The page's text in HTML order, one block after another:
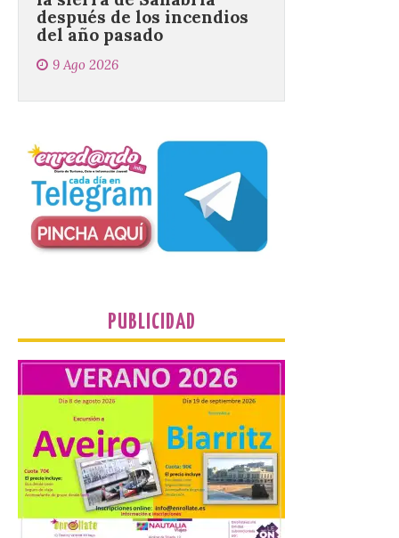
9 Ago 2026
hacer una cima acudan a
de este modo también se colabora con el
comercio local sanabrés después de los
graves incendios de 2025. […]
Nace GEO-Arena: un
fuera del juego
El profesorado de la
Facultad de Ciencias de la
Actividad Física y del
Deporte de la ULE diseña
una propuesta que
combina acción rápida, toma de
decisiones y colaboración estratégica sin
que ningún participante quede excluido
del juego. GEO-Arena nace […]
PUBLICIDAD